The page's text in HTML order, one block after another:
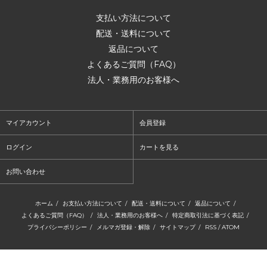
支払い方法について
配送・送料について
返品について
よくあるご質問（FAQ）
法人・業務用のお客様へ
マイアカウント 会員登録
ログイン カートを見る
お問い合わせ
ホーム / お支払い方法について / 配送・送料について / 返品について /
よくあるご質問（FAQ）
/ 法人・業務用のお客様へ / 特定商取引法に基づく表記 /
プライバシーポリシー / メルマガ登録・解除 / サイトマップ / RSS /ATOM